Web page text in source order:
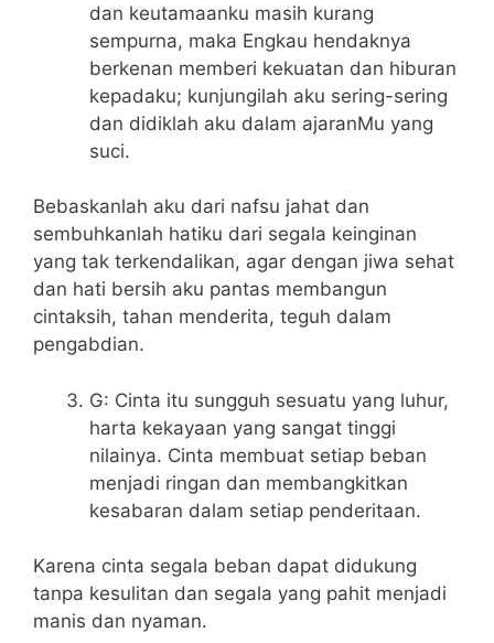
dan keutamaanku masih kurang
sempurna, maka Engkau hendaknya
berkenan memberi kekuatan dan hiburan
kepadaku; kunjungilah aku sering-sering
dan didiklah aku dalam ajaranMu yang
suci.
Bebaskanlah aku dari nafsu jahat dan
sembuhkanlah hatiku dari segala keinginan
yang tak terkendalikan, agar dengan jiwa sehat
dan hati bersih aku pantas membangun
cintaksih, tahan menderita, teguh dalam
pengabdian.
G: Cinta itu sungguh sesuatu yang luhur,
harta kekayaan yang sangat tinggi
nilainya. Cinta membuat setiap beban
menjadi ringan dan membangkitkan
kesabaran dalam setiap penderitaan.
Karena cinta segala beban dapat didukung
tanpa kesulitan dan segala yang pahit menjadi
manis dan nyaman.